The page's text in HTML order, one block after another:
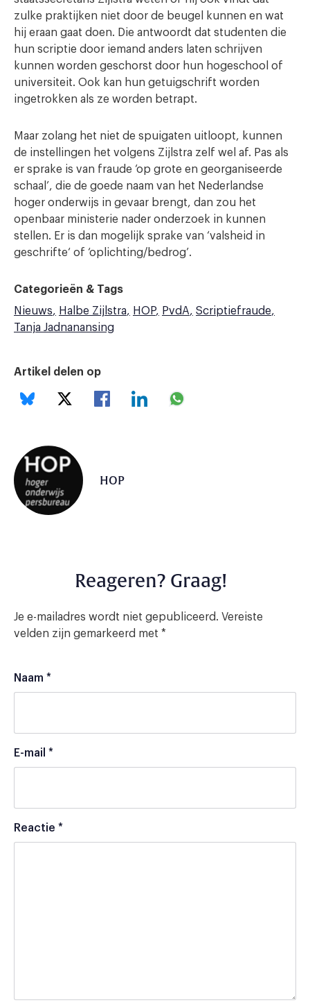
zulke praktijken niet door de beugel kunnen en wat
hij eraan gaat doen. Die antwoordt dat studenten die
hun scriptie door iemand anders laten schrijven
kunnen worden geschorst door hun hogeschool of
universiteit. Ook kan hun getuigschrift worden
ingetrokken als ze worden betrapt.
Maar zolang het niet de spuigaten uitloopt, kunnen
de instellingen het volgens Zijlstra zelf wel af. Pas als
er sprake is van fraude ‘op grote en georganiseerde
schaal’, die de goede naam van het Nederlandse
hoger onderwijs in gevaar brengt, dan zou het
openbaar ministerie nader onderzoek in kunnen
stellen. Er is dan mogelijk sprake van ‘valsheid in
geschrifte‘ of ‘oplichting/bedrog’.
Categorieën & Tags
Nieuws
Halbe Zijlstra HOP PvdA
Scriptiefraude
Tanja Jadnanansing
Artikel delen op
HOP
Reageren? Graag!
Je e-mailadres wordt niet gepubliceerd. Vereiste
velden zijn gemarkeerd met *
Naam *
E-mail *
Reactie *